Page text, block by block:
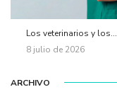
Los veterinarios y los...
8 julio de 2026
ARCHIVO